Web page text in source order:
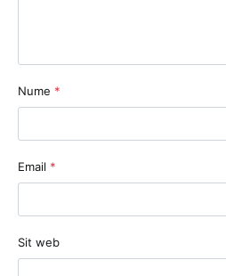
Nume *
Email *
Sit web